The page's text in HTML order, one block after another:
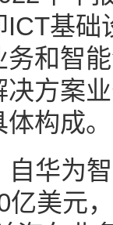
ICT基
务和智
决方案
构成。
自华为
亿美元